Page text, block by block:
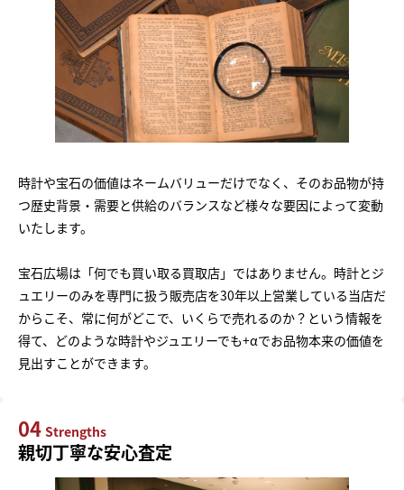
時計や宝石の価値はネームバリューだけでなく、そのお品物が持
つ歴史背景・需要と供給のバランスなど様々な要因によって変動
いたします。
宝石広場は「何でも買い取る買取店」ではありません。時計とジ
ュエリーのみを専門に扱う販売店を30年以上営業している当店だ
からこそ、常に何がどこで、いくらで売れるのか？という情報を
得て、どのような時計やジュエリーでも+αでお品物本来の価値を
見出すことができます。
04 Strengths
親切丁寧な安心査定